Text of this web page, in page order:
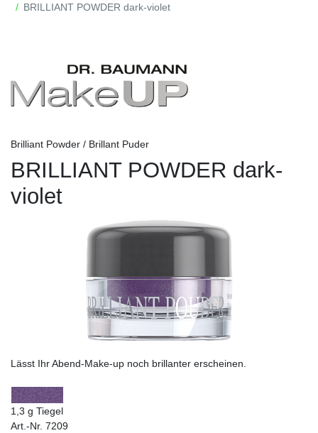
BRILLIANT POWDER dark-violet
Brilliant Powder / Brillant Puder
BRILLIANT POWDER dark-
violet
Lässt Ihr Abend-Make-up noch brillanter erscheinen.
1,3 g Tiegel
Art.-Nr. 7209